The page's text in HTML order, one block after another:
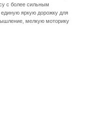
с более сильным
единую яркую дорожку для
мелкую моторику